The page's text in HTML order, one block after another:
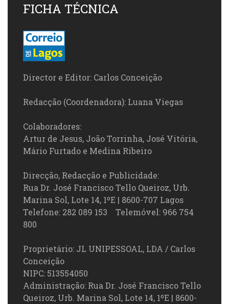
FICHA TÉCNICA
Director e Editor: Carlos Conceição
Redacção (Coordenadora): Luana Viegas
Colaboradores:
Artur de Jesus, João Torrinha, José Vitória,
Mário Furtado e Medina Ribeiro
Direcção, Redacção e Publicidade:
Rua Dr. José Francisco Tello Queiroz, Urb.
Marina Sol, Lote 14, 1ºE | 8600-707 Lagos
Telefone: 282 089 153 Telemóvel: 966 754
800
Proprietário: JL UNIPESSOAL, LDA / Carlos
Conceição
NIPC: 513554050
Administração: Rua Dr. José Francisco Tello
Queiroz, Urb. Marina Sol, Lote 14, 1ºE | 8600-